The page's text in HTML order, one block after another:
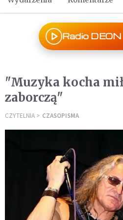
Radio
"Muzyka kocha
zaborczą"
CZYTELNIA CZASOPISMA